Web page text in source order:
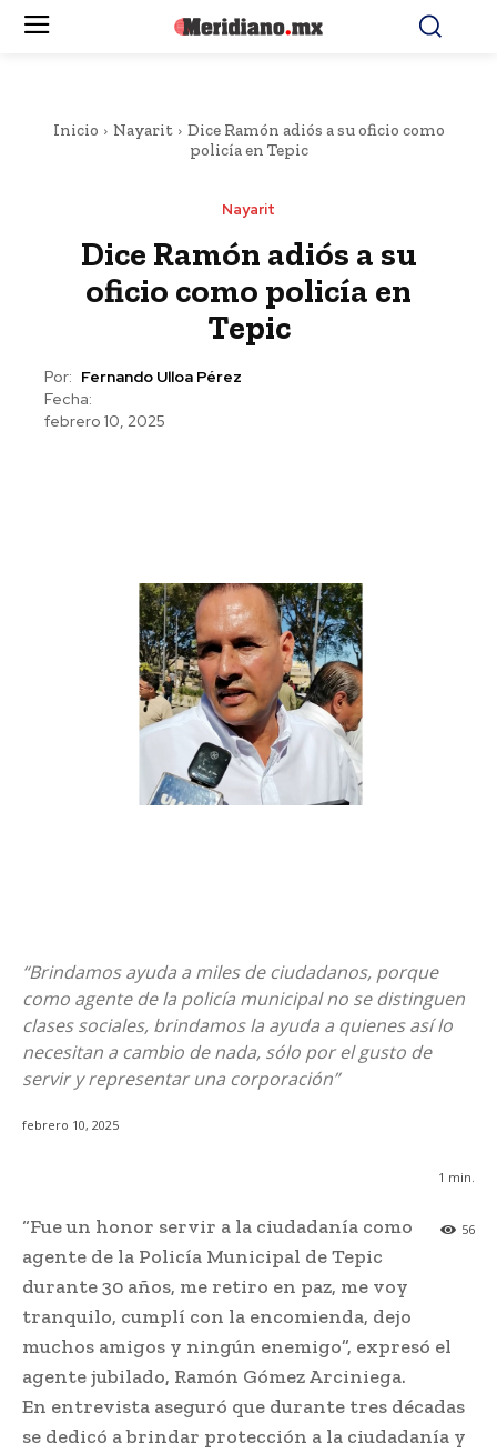
Inicio Nayarit
Dice Ramón adiós a su oficio como
policía en Tepic
Nayarit
Dice Ramón adiós a su
oficio como policía en
Tepic
Por: Fernando Ulloa Pérez
Fecha:
febrero 10, 2025
“Brindamos ayuda a miles de ciudadanos, porque
como agente de la policía municipal no se distinguen
clases sociales, brindamos la ayuda a quienes así lo
necesitan a cambio de nada, sólo por el gusto de
servir y representar una corporación”
febrero 10, 2025
1 min.
56
“Fue un honor servir a la ciudadanía como
agente de la Policía Municipal de Tepic
durante 30 años, me retiro en paz, me voy
tranquilo, cumplí con la encomienda, dejo
muchos amigos y ningún enemigo”, expresó el
agente jubilado, Ramón Gómez Arciniega.
En entrevista aseguró que durante tres décadas
se dedicó a brindar protección a la ciudadanía y